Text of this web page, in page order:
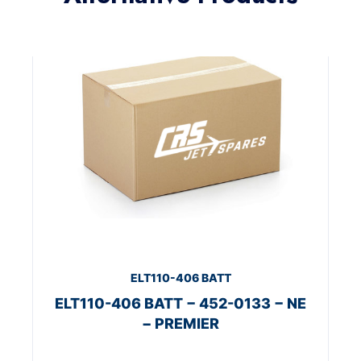
ELT110-406 BATT
ELT110-406 BATT − 452-0133 − NE
− PREMIER